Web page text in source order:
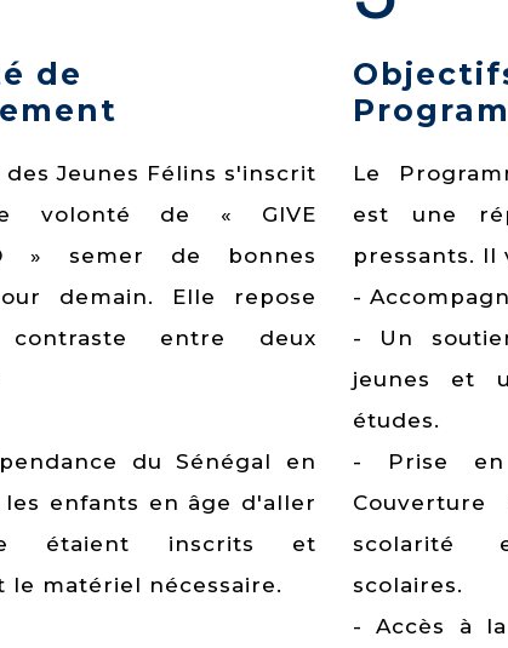
de
Jeunes Félins s'inscrit
volonté de « GIVE
» semer de bonnes
demain. Elle repose
entre deux
du Sénégal en
les enfants en âge d'aller
étaient inscrits et
le matériel nécessaire.
Le
est une
pressants. Il
-
- Un
jeunes et
études.
- Prise en
scolarité
scolaires.
- Accès à